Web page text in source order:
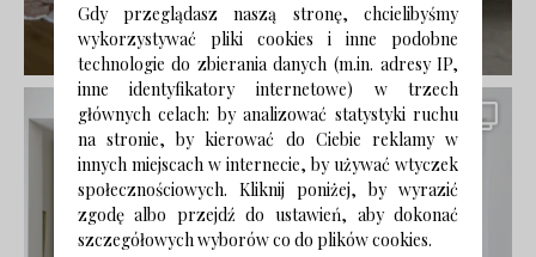
Gdy przeglądasz naszą stronę, chcielibyśmy
wykorzystywać pliki cookies i inne podobne
technologie do zbierania danych (m.in. adresy IP,
inne identyfikatory internetowe) w trzech
głównych celach: by analizować statystyki ruchu
na stronie, by kierować do Ciebie reklamy w
innych miejscach w internecie, by używać wtyczek
społecznościowych. Kliknij poniżej, by wyrazić
zgodę albo przejdź do ustawień, aby dokonać
szczegółowych wyborów co do plików cookies.